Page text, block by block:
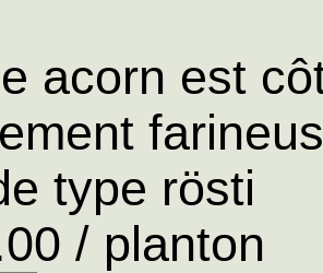
acorn est
type rösti
/ planton